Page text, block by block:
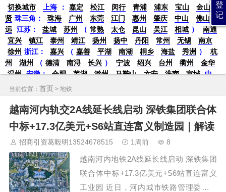
切换城市 上海 ： 嘉定 松江 闵行 青浦 浦东 宝山 金山
奉
贤 珠三角： 珠海 广州 东莞 江门 惠州 肇庆 中山 佛山
清
远 江苏 ： 盐城 苏州 （ 常熟 太仓 昆山 吴江 相城 ）
南通
宜兴
镇江 泰州 靖江 扬州 扬中 丹阳 常州 无锡
南京
徐州 浙江： 嘉兴 （ 嘉善 平湖 南湖 桐乡 海盐 秀洲 ）
杭
州
湖州 （ 德清 南浔 长兴 ） 宁波 绍兴 台州 衢州
金华
温州 安徽： 合肥 芜湖 滁州 马鞍山 六安 淮南 宣城 中
部：
南昌 郑州 洛阳
安
香河 大厂 永清 三河 霸州 ） 保定 （ 涿州 涞水 ） 太原
威海
烟台 青岛 福建： 福州 漳州 泉州 龙岩 西南： 昆明
南宁 华北： 沈阳 大连 海外园区： 印尼 泰国
马来西亚
新加坡
高科
华夏幸福 联东U谷 万洋 均和 平谦迈高 咨询热线： 400-
0123-021
当前位置： 首页 > 地铁
越南河内轨交2A线延长线启动 深铁集团联合体
中标+17.3亿美元+S6站直连富义制造园｜解读
招商引资葛毅明13524678515 1周前 8
越南河内地铁2A线延长线启动 深铁集团
联合体中标+17.3亿美元+S6站直连富义
工业园 近日，河内城市铁路管理委员会
登
记